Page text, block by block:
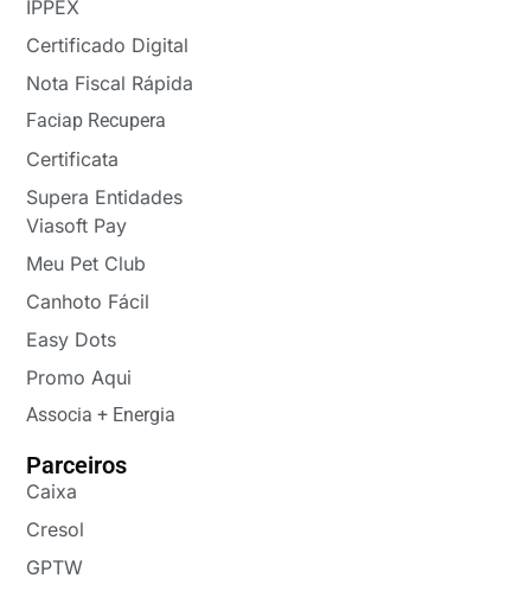
IPPEX
Certificado Digital
Nota Fiscal Rápida
Faciap Recupera
Certificata
Supera Entidades
Viasoft Pay
Meu Pet Club
Canhoto Fácil
Easy Dots
Promo Aqui
Associa + Energia
Parceiros
Caixa
Cresol
GPTW